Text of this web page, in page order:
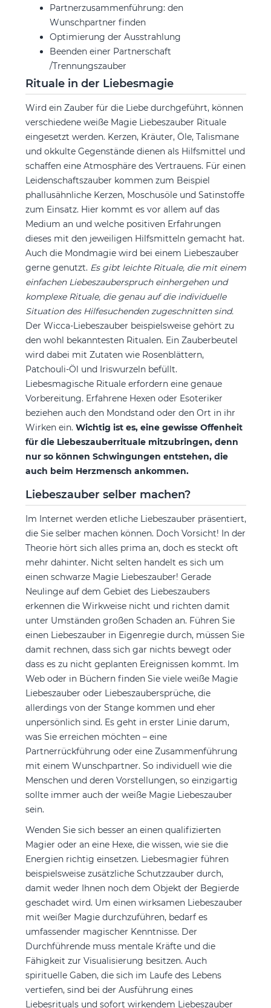
Partnerzusammenführung: den
Wunschpartner finden
Optimierung der Ausstrahlung
Beenden einer Partnerschaft
/Trennungszauber
Rituale in der Liebesmagie
Wird ein Zauber für die Liebe durchgeführt, können
verschiedene weiße Magie Liebeszauber Rituale
eingesetzt werden. Kerzen, Kräuter, Öle, Talismane
und okkulte Gegenstände dienen als Hilfsmittel und
schaffen eine Atmosphäre des Vertrauens. Für einen
Leidenschaftszauber kommen zum Beispiel
phallusähnliche Kerzen, Moschusöle und Satinstoffe
zum Einsatz. Hier kommt es vor allem auf das
Medium an und welche positiven Erfahrungen
dieses mit den jeweiligen Hilfsmitteln gemacht hat.
Auch die Mondmagie wird bei einem Liebeszauber
gerne genutzt. Es gibt leichte Rituale, die mit einem
einfachen Liebeszauberspruch einhergehen und
komplexe Rituale, die genau auf die individuelle
Situation des Hilfesuchenden zugeschnitten sind.
Der Wicca-Liebeszauber beispielsweise gehört zu
den wohl bekanntesten Ritualen. Ein Zauberbeutel
wird dabei mit Zutaten wie Rosenblättern,
Patchouli-Öl und Iriswurzeln befüllt.
Liebesmagische Rituale erfordern eine genaue
Vorbereitung. Erfahrene Hexen oder Esoteriker
beziehen auch den Mondstand oder den Ort in ihr
Wirken ein. Wichtig ist es, eine gewisse Offenheit
für die Liebeszauberrituale mitzubringen, denn
nur so können Schwingungen entstehen, die
auch beim Herzmensch ankommen.
Liebeszauber selber machen?
Im Internet werden etliche Liebeszauber präsentiert,
die Sie selber machen können. Doch Vorsicht! In der
Theorie hört sich alles prima an, doch es steckt oft
mehr dahinter. Nicht selten handelt es sich um
einen schwarze Magie Liebeszauber! Gerade
Neulinge auf dem Gebiet des Liebeszaubers
erkennen die Wirkweise nicht und richten damit
unter Umständen großen Schaden an. Führen Sie
einen Liebeszauber in Eigenregie durch, müssen Sie
damit rechnen, dass sich gar nichts bewegt oder
dass es zu nicht geplanten Ereignissen kommt. Im
Web oder in Büchern finden Sie viele weiße Magie
Liebeszauber oder Liebeszaubersprüche, die
allerdings von der Stange kommen und eher
unpersönlich sind. Es geht in erster Linie darum,
was Sie erreichen möchten – eine
Partnerrückführung oder eine Zusammenführung
mit einem Wunschpartner. So individuell wie die
Menschen und deren Vorstellungen, so einzigartig
sollte immer auch der weiße Magie Liebeszauber
sein.
Wenden Sie sich besser an einen qualifizierten
Magier oder an eine Hexe, die wissen, wie sie die
Energien richtig einsetzen. Liebesmagier führen
beispielsweise zusätzliche Schutzzauber durch,
damit weder Ihnen noch dem Objekt der Begierde
geschadet wird. Um einen wirksamen Liebeszauber
mit weißer Magie durchzuführen, bedarf es
umfassender magischer Kenntnisse. Der
Durchführende muss mentale Kräfte und die
Fähigkeit zur Visualisierung besitzen. Auch
spirituelle Gaben, die sich im Laufe des Lebens
vertiefen, sind bei der Ausführung eines
Liebesrituals und sofort wirkendem Liebeszauber